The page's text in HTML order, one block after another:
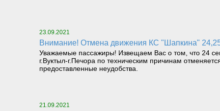
23.09.2021
Внимание! Отмена движения КС "Шапкина"
Уважаемые пассажиры! Извещаем Вас о том, что 24
г.Вуктыл-г.Печора по техническим причинам
предоставленные неудобства.
21.09.2021